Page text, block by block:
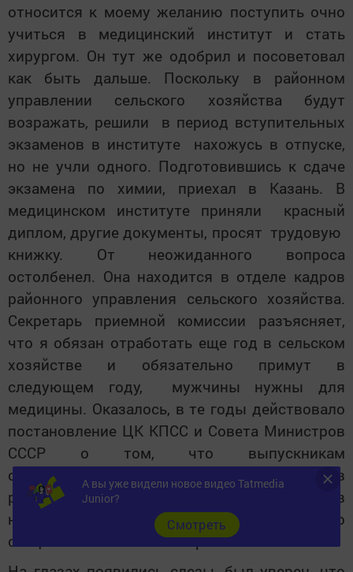
относится к моему желанию поступить очно
учиться в медицинский институт и стать
хирургом. Он тут же одобрил и посоветовал
как быть дальше. Поскольку в районном
управлении сельского хозяйства будут
возражать, решили в период вступительных
экзаменов в институте нахожусь в отпуске,
но не учли одного. Подготовившись к сдаче
экзамена по химии, приехал в Казань. В
медицинском институте приняли красный
диплом, другие документы, просят трудовую
книжку. От неожиданного вопроса
остолбенел. Она находится в отделе кадров
районного управления сельского хозяйства.
Секретарь приемной комиссии разъясняет,
что я обязан отработать еще год в сельском
хозяйстве и обязательно примут в
следующем году, мужчины нужны для
медицины. Оказалось, в те годы действовало
постановление ЦК КПСС и Совета Министров
СССР о том, что выпускникам
сельскохозяйственных техникумов
разрешалось продолжать учебу в
непрофильных вузах, отработав по
специальности не менее трех лет.
А вы уже видели новое видео Tatmedia
Junior?
Cмотреть